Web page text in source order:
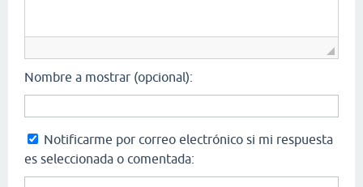
Nombre a mostrar (opcional):
Notificarme por correo electrónico si mi respuesta
es seleccionada o comentada: